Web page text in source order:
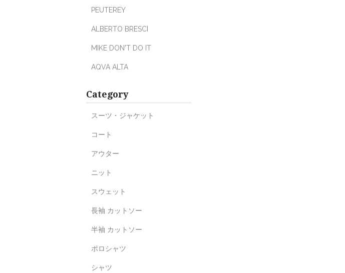
PEUTEREY
ALBERTO BRESCI
MIKE DON'T DO IT
AQVA ALTA
Category
スーツ・ジャケット
コート
アウター
ニット
スウェット
長袖 カットソー
半袖 カットソー
ポロシャツ
シャツ